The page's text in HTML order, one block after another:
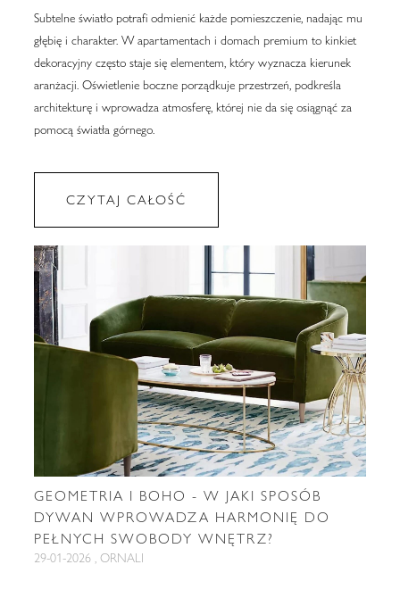
Subtelne światło potrafi odmienić każde pomieszczenie, nadając mu
głębię i charakter. W apartamentach i domach premium to kinkiet
dekoracyjny często staje się elementem, który wyznacza kierunek
aranżacji. Oświetlenie boczne porządkuje przestrzeń, podkreśla
architekturę i wprowadza atmosferę, której nie da się osiągnąć za
pomocą światła górnego.
CZYTAJ CAŁOŚĆ
GEOMETRIA I BOHO - W JAKI SPOSÓB
DYWAN WPROWADZA HARMONIĘ DO
PEŁNYCH SWOBODY WNĘTRZ?
29-01-2026 , ORNALI